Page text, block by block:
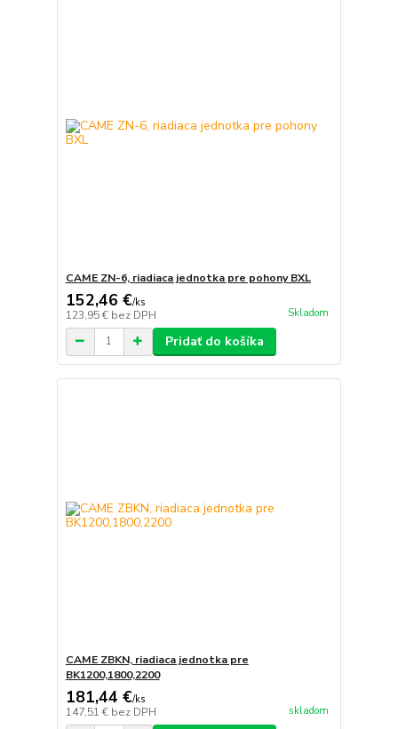
CAME ZN-6, riadiaca jednotka pre pohony BXL
152,46 €/ks
123,95 € bez DPH Skladom
Pridať do košíka
CAME ZBKN, riadiaca jednotka pre
BK1200,1800,2200
181,44 €/ks
147,51 € bez DPH skladom